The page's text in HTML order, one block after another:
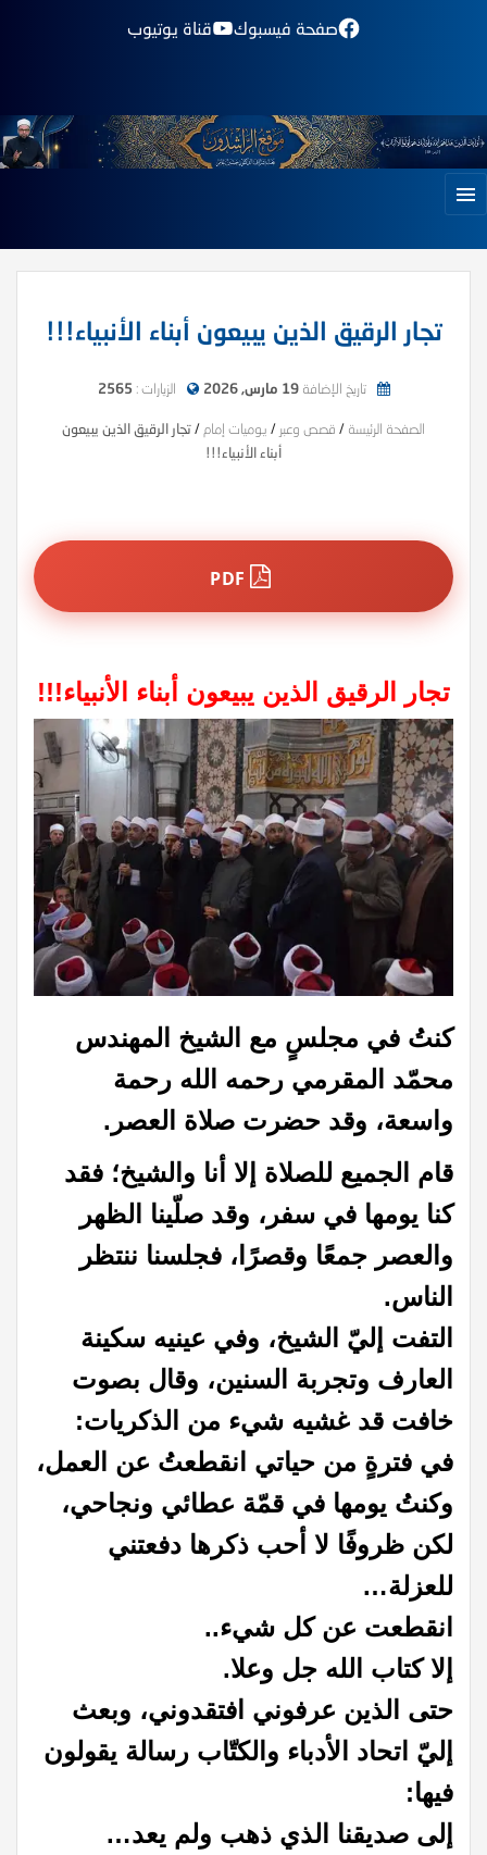
صفحة فيسبوك قناة يوتيوب
تجار الرقيق الذين يبيعون أبناء الأنبياء!!!
تاريخ الإضافة19 مارس, 2026 الزيارات : 2565
الصفحة الرئيسة / قصص وعبر / يوميات إمام /تجار الرقيق الذين يبيعون
أبناء الأنبياء!!!
تجار الرقيق الذين يبيعون أبناء الأنبياء!!!
كنتُ في مجلسٍ مع الشيخ المهندس
محمّد المقرمي رحمه الله رحمة
واسعة، وقد حضرت صلاة العصر.
قام الجميع للصلاة إلا أنا والشيخ؛ فقد
كنا يومها في سفر، وقد صلّينا الظهر
والعصر جمعًا وقصرًا، فجلسنا ننتظر
الناس.
التفت إليّ الشيخ، وفي عينيه سكينة
العارف وتجربة السنين، وقال بصوت
خافت قد غشيه شيء من الذكريات:
في فترةٍ من حياتي انقطعتُ عن العمل،
وكنتُ يومها في قمّة عطائي ونجاحي،
لكن ظروفًا لا أحب ذكرها دفعتني
للعزلة…
انقطعت عن كل شيء..
إلا كتاب الله جل وعلا.
حتى الذين عرفوني افتقدوني، وبعث
إليّ اتحاد الأدباء والكتّاب رسالة يقولون
فيها:
إلى صديقنا الذي ذهب ولم يعد…